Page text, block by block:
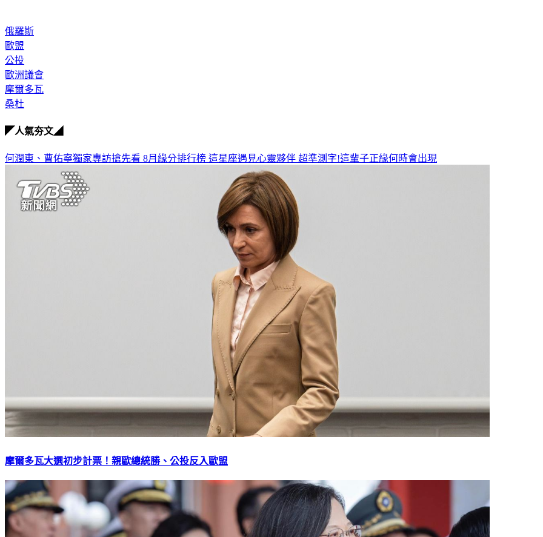
俄羅斯
歐盟
公投
歐洲議會
摩爾多瓦
桑杜
◤人氣夯文◢
何潤東、曹佑寧獨家專訪搶先看 8月緣分排行榜 這星座遇見心靈夥伴 超準測字!這輩子正緣何時會出現
摩爾多瓦大選初步計票！親歐總統勝、公投反入歐盟